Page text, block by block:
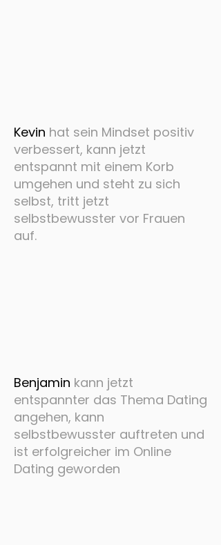
Kevin hat sein Mindset positiv
verbessert, kann jetzt
entspannt mit einem Korb
umgehen und steht zu sich
selbst, tritt jetzt
selbstbewusster vor Frauen
auf.
Benjamin kann jetzt
entspannter das Thema Dating
angehen, kann
selbstbewusster auftreten und
ist erfolgreicher im Online
Dating geworden